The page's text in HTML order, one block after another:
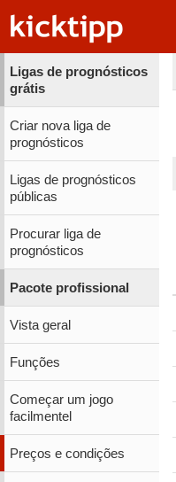
Ligas de prognósticos
grátis
Criar nova liga de
prognósticos
Ligas de prognósticos
públicas
Procurar liga de
prognósticos
Pacote profissional
Vista geral
Funções
Começar um jogo
facilmentel
Preços e condições